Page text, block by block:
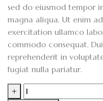
sed do eiusmod tempor
magna aliqua. Ut enim
exercitation ullamco
commodo consequat.
reprehenderit in
fugiat nulla pariatur.
+